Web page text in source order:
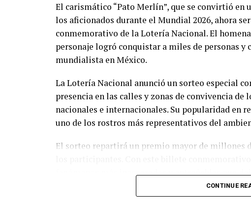
El carismático “Pato Merlín”, que se convirtió en
los aficionados durante el Mundial 2026, ahora
conmemorativo de la Lotería Nacional. El
personaje logró conquistar a miles de personas
mundialista en México.
La Lotería Nacional anunció un sorteo especial
presencia en las calles y zonas de convivencia
nacionales e internacionales. Su popularidad en
uno de los rostros más representativos del
El sorteo repartirá un premio mayor de millones
fenómenos más inesperados y entrañables que
personaje espontáneo logró ganarse el cariño de
CONTINUE